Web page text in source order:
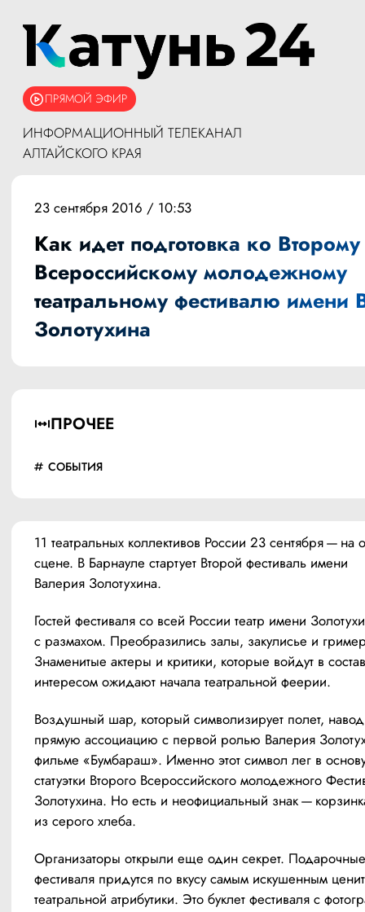
ПРЯМОЙ ЭФИР
ИНФОРМАЦИОННЫЙ ТЕЛЕКАНАЛ
АЛТАЙСКОГО КРАЯ
ПРОЧЕЕ
СОБЫТИЯ
23 сентября 2016 / 10:53
Как идет подготовка ко Второму
Всероссийскому молодежному
театральному фестивалю имени
Золотухина
11 театральных коллективов России 23 сентября — на
сцене. В Барнауле стартует Второй фестиваль имени
Валерия Золотухина.
Гостей фестиваля со всей России театр имени
с размахом. Преобразились залы, закулисье и
Знаменитые актеры и критики, которые войдут в
интересом ожидают начала театральной феерии.
Воздушный шар, который символизирует полет,
прямую ассоциацию с первой ролью Валерия
фильме «Бумбараш». Именно этот символ лег в
статуэтки Второго Всероссийского молодежного
Золотухина. Но есть и неофициальный знак —
из серого хлеба.
Организаторы открыли еще один секрет.
фестиваля придутся по вкусу самым искушенным
театральной атрибутики. Это буклет фестиваля с